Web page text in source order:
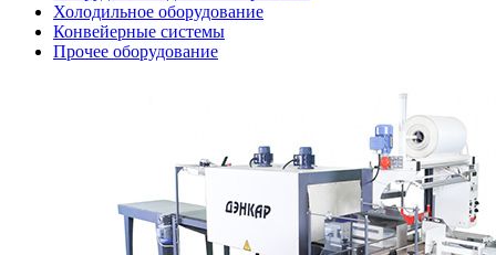
Холодильное оборудование
Конвейерные системы
Прочее оборудование